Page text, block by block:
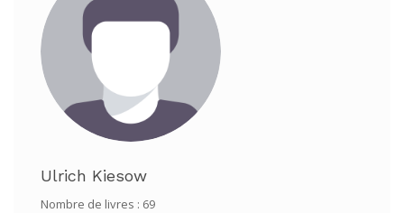
Ulrich Kiesow
Nombre de livres : 69